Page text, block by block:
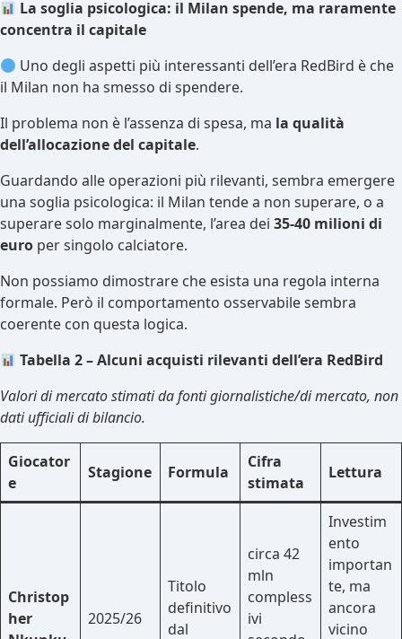
La soglia psicologica: il Milan spende, ma raramente
concentra il capitale
Uno degli aspetti più interessanti dell’era RedBird è che
il Milan non ha smesso di spendere.
Il problema non è l’assenza di spesa, ma la qualità
dell’allocazione del capitale.
Guardando alle operazioni più rilevanti, sembra emergere
una soglia psicologica: il Milan tende a non superare, o a
superare solo marginalmente, l’area dei 35-40 milioni di
euro per singolo calciatore.
Non possiamo dimostrare che esista una regola interna
formale. Però il comportamento osservabile sembra
coerente con questa logica.
Tabella 2 – Alcuni acquisti rilevanti dell’era RedBird
Valori di mercato stimati da fonti giornalistiche/di mercato, non
dati ufficiali di bilancio.
Giocator
e
Stagione Formula
Cifra
stimata
Lettura
Christop
her
2025/26
Titolo
definitivo
dal
circa 42
mln
compless
ivi
Investim
ento
importan
te, ma
ancora
vicino